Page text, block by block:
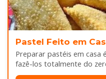
Pastel Feito em
Preparar pastéis em casa
fazê-los totalmente do
melhor ainda...